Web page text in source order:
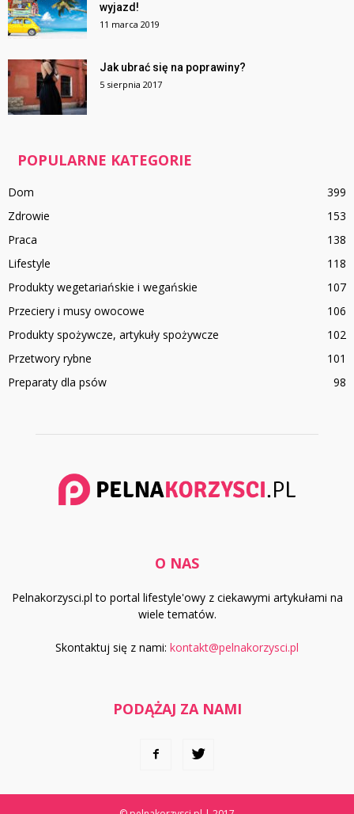
wyjazd!
11 marca 2019
Jak ubrać się na poprawiny?
5 sierpnia 2017
POPULARNE KATEGORIE
Dom
399
Zdrowie
153
Praca
138
Lifestyle
118
Produkty wegetariańskie i wegańskie
107
Przeciery i musy owocowe
106
Produkty spożywcze, artykuły spożywcze
102
Przetwory rybne
101
Preparaty dla psów
98
O NAS
Pelnakorzysci.pl to portal lifestyle'owy z ciekawymi artykułami na
wiele tematów.
Skontaktuj się z nami: kontakt@pelnakorzysci.pl
PODĄŻAJ ZA NAMI